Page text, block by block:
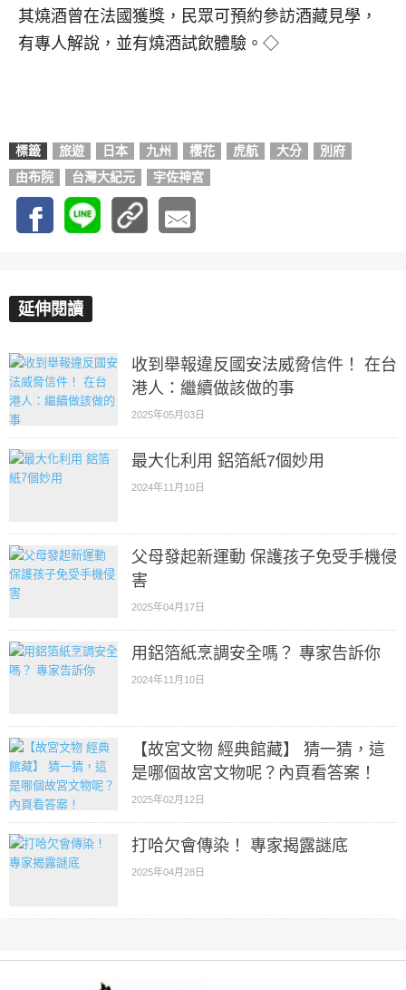
其燒酒曾在法國獲獎，民眾可預約參訪酒藏見學，
有專人解說，並有燒酒試飲體驗。◇
標籤 旅遊 日本 九州 櫻花 虎航 大分
別府
由布院
台灣大紀元 宇佐神宮
延伸閱讀
收到舉報違反國安法威脅信件！ 在台
港人：繼續做該做的事
2025年05月03日
最大化利用 鋁箔紙7個妙用
2024年11月10日
父母發起新運動 保護孩子免受手機侵
害
2025年04月17日
用鋁箔紙烹調安全嗎？ 專家告訴你
2024年11月10日
【故宮文物 經典館藏】 猜一猜，這
是哪個故宮文物呢？內頁看答案！
2025年02月12日
打哈欠會傳染！ 專家揭露謎底
2025年04月28日